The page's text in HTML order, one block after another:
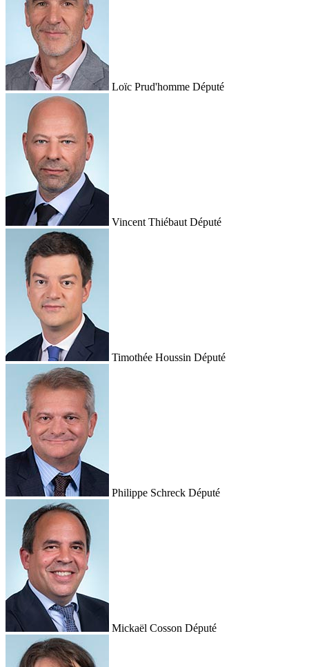
Loïc Prud'homme Député
Vincent Thiébaut Député
Timothée Houssin Député
Philippe Schreck Député
Mickaël Cosson Député